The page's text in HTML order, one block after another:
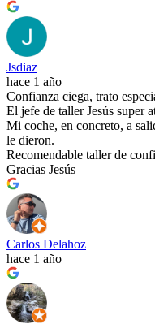
Jsdiaz
hace 1 año
Confianza ciega, trato
El jefe de taller Jesús super
Mi coche, en concreto, a
le dieron.
Recomendable taller de
Gracias Jesús
Carlos Delahoz
hace 1 año